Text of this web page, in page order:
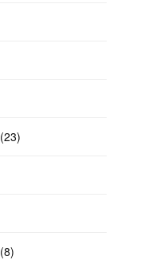
(23)
(8)